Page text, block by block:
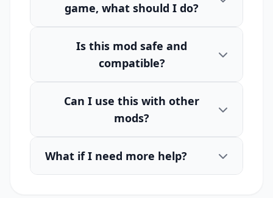
game, what should I do?
Is this mod safe and
compatible?
Can I use this with other
mods?
What if I need more help?